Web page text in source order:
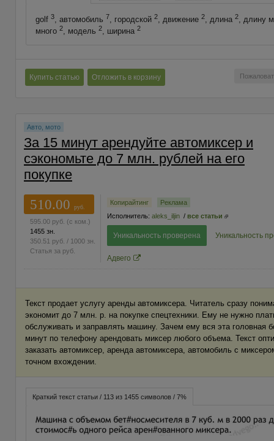
golf 3, автомобиль 7, городской 2, движение 2, длина 2, длину
много 2, модель 2, ширина 2
Купить статью Отложить в корзину
Авто, мото
За 15 минут арендуйте автомиксер и
сэкономьте до 7 млн. рублей на его
покупке
510.00
руб.
595.00 руб. (с ком.)
1455 зн.
350.51 руб. / 1000 зн.
Статья за руб.
Копирайтинг
Реклама
Исполнитель: aleks_iljin / все статьи
Уникальность проверена Уникальность
Адвего
Текст продает услугу аренды автомиксера. Читатель сразу
экономит до 7 млн. р. на покупке спецтехники. Ему не нужно
обслуживать и заправлять машину. Зачем ему вся эта головная
минут по телефону арендовать миксер любого объема. Текст
заказать автомиксер, аренда автомиксера, автомобиль с
точном вхождении.
Краткий текст статьи / 113 из 1455 символов / 7%